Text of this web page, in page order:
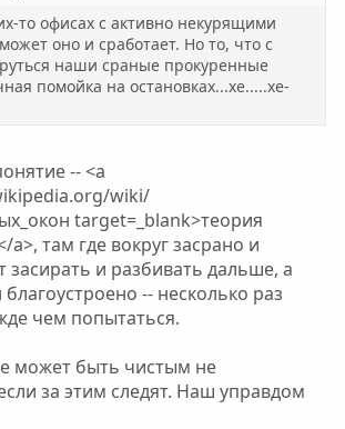
то офисах с активно некурящими
оно и сработает. Но то, что с
наши сраные прокуренные
помойка на остановках...хе.....хе-
-- <a
wiki/
target=_blank>теория
a>, там где вокруг засрано и
засирать и разбивать дальше, а
-- несколько раз
чем попытаться.
может быть чистым не
за этим следят. Наш управдом